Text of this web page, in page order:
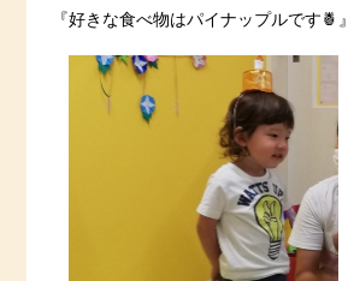
『好きな食べ物はパイナップルです🍍』